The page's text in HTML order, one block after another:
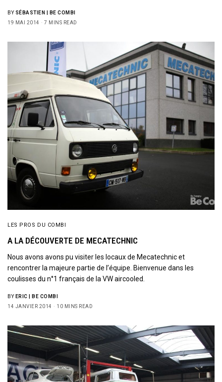
BY SÉBASTIEN | BE COMBI
19 MAI 2014
7 MINS READ
LES PROS DU COMBI
A LA DÉCOUVERTE DE MECATECHNIC
Nous avons avons pu visiter les locaux de Mecatechnic et
rencontrer la majeure partie de l’équipe. Bienvenue dans les
coulisses du n°1 français de la VW aircooled.
BY ERIC | BE COMBI
14 JANVIER 2014
10 MINS READ